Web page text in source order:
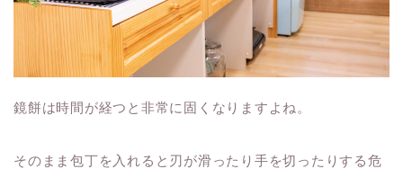
鏡餅は時間が経つと非常に固くなりますよね。
そのまま包丁を入れると刃が滑ったり手を切ったりする危